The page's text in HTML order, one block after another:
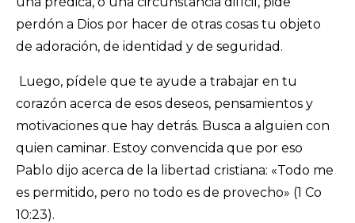
perdón a Dios por hacer de otras cosas tu objeto
de adoración, de identidad y de seguridad.
Luego, pídele que te ayude a trabajar en tu
corazón acerca de esos deseos, pensamientos y
motivaciones que hay detrás. Busca a alguien con
quien caminar. Estoy convencida que por eso
Pablo dijo acerca de la libertad cristiana: «Todo me
es permitido, pero no todo es de provecho» (1 Co
10:23).